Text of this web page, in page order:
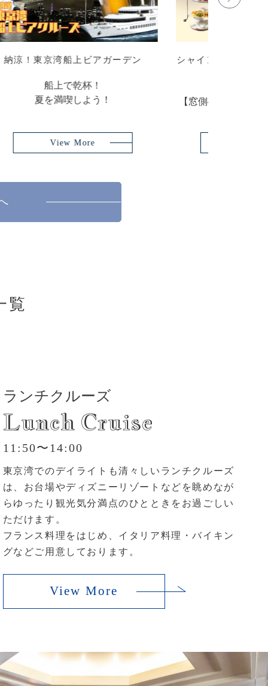
ヌー サマーパーティープラン2026
＜7/1～9/30 期間限定＞
15名様より予約可能な個室プラン
View More
覧
ランチクルーズ
Lunch Cruise
11:50〜14:00
東京湾でのデイライトも清々しいランチクルーズ
は、お台場やディズニーリゾートなどを眺めなが
らゆったり観光気分満点のひとときをお過ごしい
ただけます。
フランス料理をはじめ、イタリア料理・バイキン
グなどご用意しております。
View More